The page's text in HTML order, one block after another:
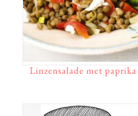
Linzensalade met paprika